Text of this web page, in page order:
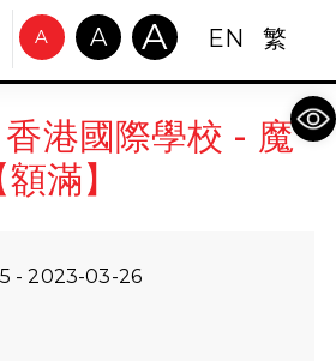
A A A EN 繁
港國際學校 - 魔
滿】
- 2023-03-26